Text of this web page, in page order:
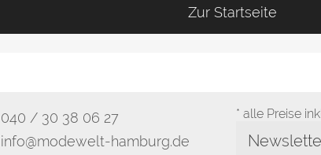
Zur Startseite
040 / 30 38 06 27
info@modewelt-hamburg.de
* alle Preise